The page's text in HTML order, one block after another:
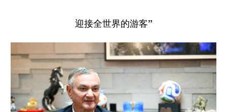
迎接全世界的游客”